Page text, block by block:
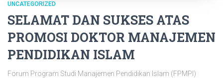
UNCATEGORIZED
SELAMAT DAN SUKSES ATAS
PROMOSI DOKTOR MANAJEMEN
PENDIDIKAN ISLAM
Forum Program Studi Manajemen Pendidikan Islam (FPMPI)